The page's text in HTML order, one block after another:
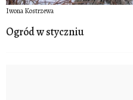
Iwona Kostrzewa
Ogród w styczniu